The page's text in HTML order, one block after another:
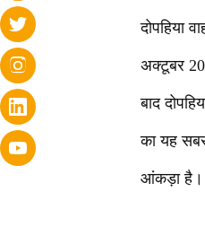
दोपहिया
अक्टूबर
बाद
का यह
आंकड़ा है।